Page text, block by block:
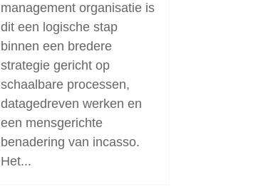
management organisatie is
dit een logische stap
binnen een bredere
strategie gericht op
schaalbare processen,
datagedreven werken en
een mensgerichte
benadering van incasso.
Het...